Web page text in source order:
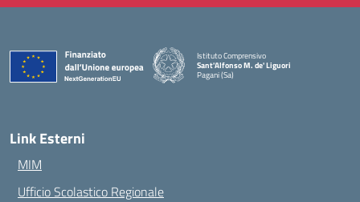
Istituto Comprensivo
Sant'Alfonso M. de' Liguori
Pagani (Sa)
— Visita la pagina iniziale della scuola
Link Esterni
MIM
Ufficio Scolastico Regionale